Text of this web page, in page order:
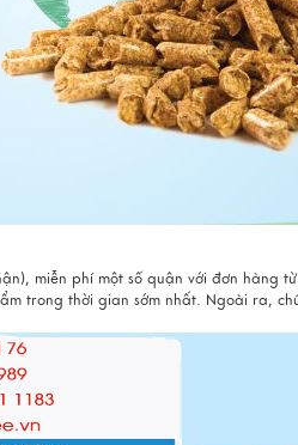
miễn phí một số quận với đơn hàng
trong thời gian sớm nhất. Ngoài ra,